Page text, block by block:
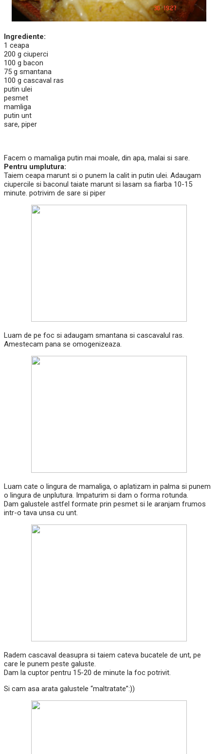
Ingrediente:
1 ceapa
200 g ciuperci
100 g bacon
75 g smantana
100 g cascaval ras
putin ulei
pesmet
mamliga
putin unt
sare, piper
Facem o mamaliga putin mai moale, din apa, malai si sare.
Pentru umplutura:
Taiem ceapa marunt si o punem la calit in putin ulei. Adaugam
ciupercile si baconul taiate marunt si lasam sa fiarba 10-15
minute. potrivim de sare si piper
Luam de pe foc si adaugam smantana si cascavalul ras.
Amestecam pana se omogenizeaza.
Luam cate o lingura de mamaliga, o aplatizam in palma si punem
o lingura de unplutura. Impaturim si dam o forma rotunda.
Dam galustele astfel formate prin pesmet si le aranjam frumos
intr-o tava unsa cu unt.
Radem cascaval deasupra si taiem cateva bucatele de unt, pe
care le punem peste galuste.
Dam la cuptor pentru 15-20 de minute la foc potrivit.
Si cam asa arata galustele “maltratate”:))